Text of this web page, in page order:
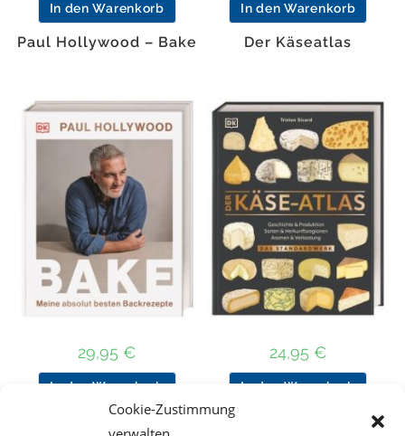
Cookie-Zustimmung
In den Warenkorb In den Warenkorb
Paul Hollywood – Bake
29,95 €
In den Warenkorb
Der Käseatlas
24,95 €
In den Warenkorb